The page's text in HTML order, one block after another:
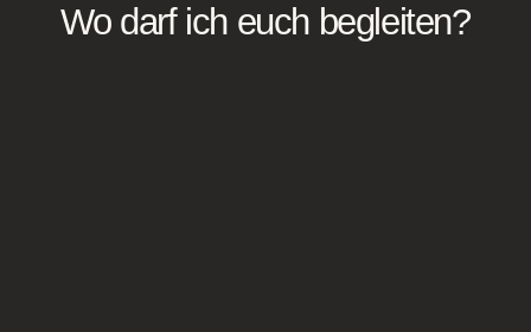
Wo darf ich euch begleiten?